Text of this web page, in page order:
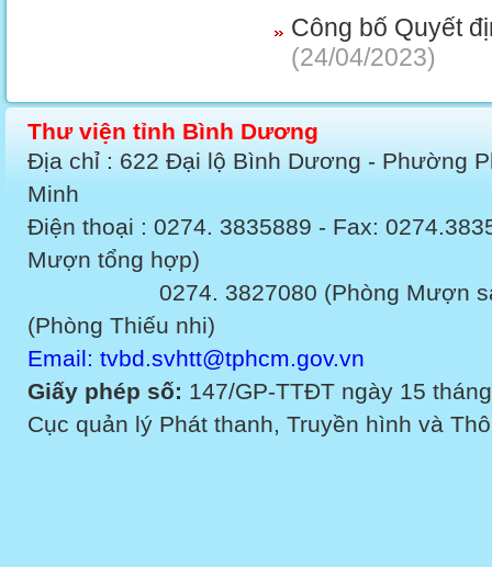
Công bố Quyết
(24/04/2023)
Thư viện tỉnh Bình Dương
Địa chỉ : 622 Đại lộ Bình Dương - Phường
Minh
Điện thoại : 0274. 3835889 - Fax:
Mượn tổng hợp)
0274. 3827080 (Phòng Mượn sách
(Phòng Thiếu nhi)
Email: tvbd.svhtt@tphcm.gov.vn
Giấy phép số: 147/GP-TTĐT ngày 15
Cục quản lý Phát thanh, Truyền hình và